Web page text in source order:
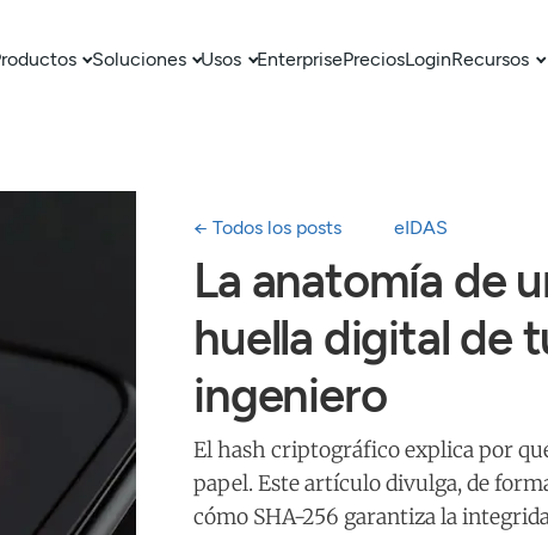
Soluciones Usos EnterprisePreciosLoginRecursos
← Todos los posts eIDAS
La anatomía de
huella digital de
ingeniero
El hash criptográfico explica por
papel. Este artículo divulga, de
cómo SHA-256 garantiza la